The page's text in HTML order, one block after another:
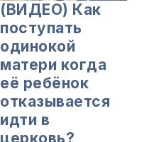
(ВИДЕО) Как
поступать
одинокой
матери когда
её ребёнок
отказывается
идти в
церковь?